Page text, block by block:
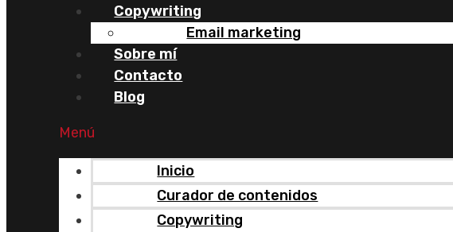
Copywriting
Email marketing
Sobre mí
Contacto
Blog
Menú
Inicio
Curador de contenidos
Copywriting